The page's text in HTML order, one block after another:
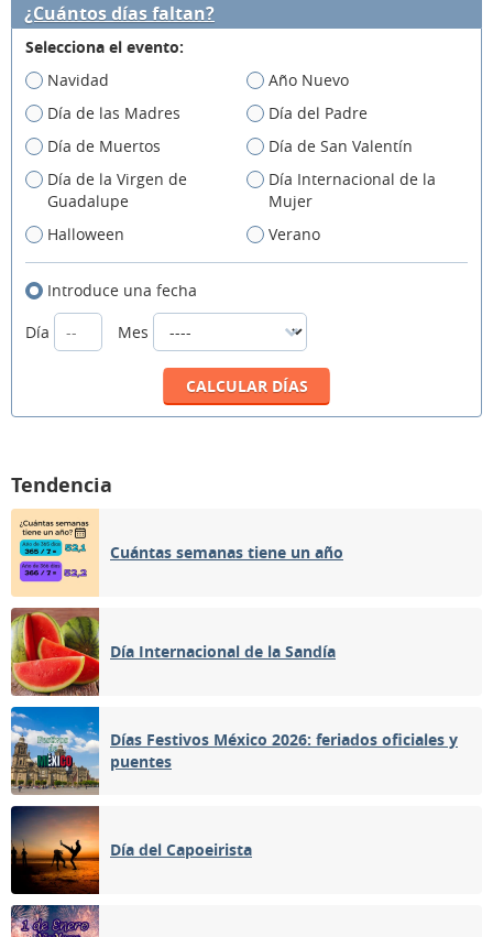
¿Cuántos días faltan?
Selecciona el evento:
Navidad
Año Nuevo
Día de las Madres
Día del Padre
Día de Muertos
Día de San Valentín
Día de la Virgen de
Guadalupe
Día Internacional de la
Mujer
Halloween
Verano
Introduce una fecha
Día
Mes
Tendencia
Cuántas semanas tiene un año
Día Internacional de la Sandía
Días Festivos México 2026: feriados oficiales y
puentes
Día del Capoeirista